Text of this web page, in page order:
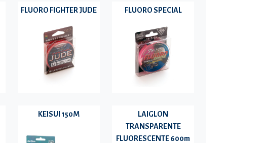
FLUORO FIGHTER JUDE FLUORO SPECIAL
KEISUI 150M
LAIGLON
TRANSPARENTE
FLUORESCENTE 600m